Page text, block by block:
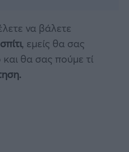
να βάλετε
, εμείς θα σας
θα σας πούμε τί